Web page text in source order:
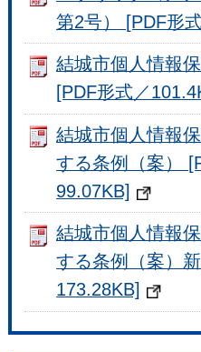
第2号） [PDF形
結城市個人情報
[PDF形式／
結城市個人情報
する条例（案）
99.07KB]
結城市個人情報
する条例（案）
173.28KB]